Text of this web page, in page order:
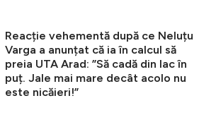
Reacție vehementă după ce Neluțu
Varga a anunțat că ia în calcul să
preia UTA Arad: ”Să cadă din lac în
puț. Jale mai mare decât acolo nu
este nicăieri!”